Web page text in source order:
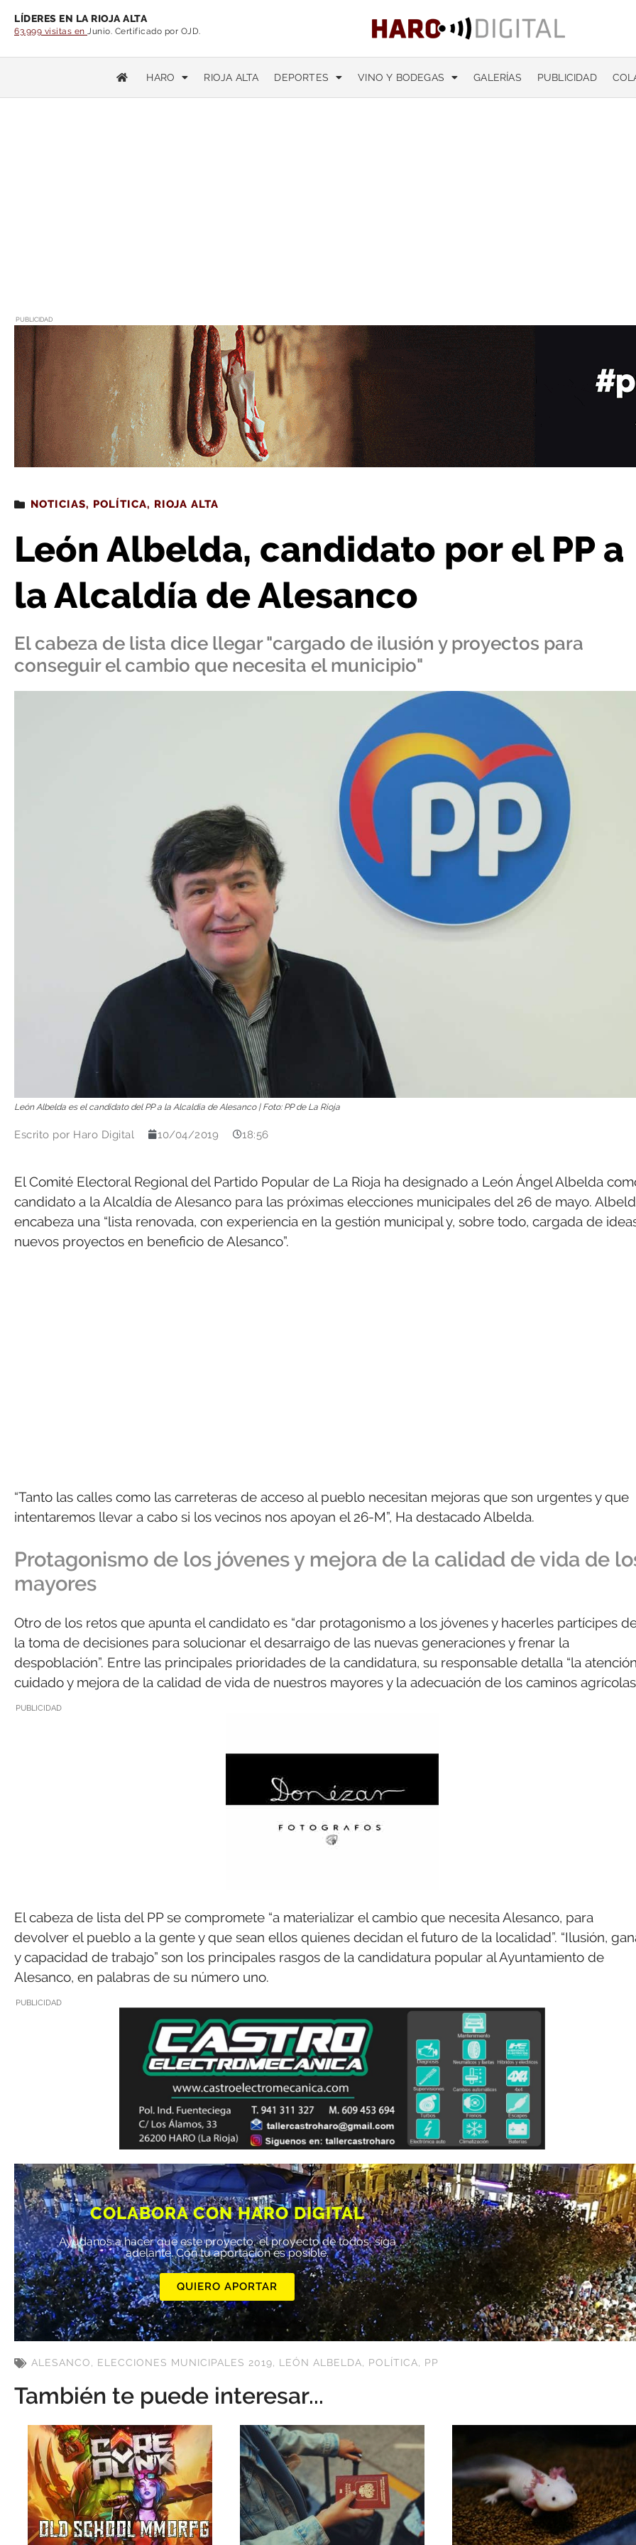
LÍDERES EN LA RIOJA ALTA
63.999 visitas en Junio. Certificado por OJD.
HARO RIOJA ALTA DEPORTES VINO Y BODEGAS GALERÍAS PUBLICIDAD
PUBLICIDAD
Estás leyendo: León Albelda, candidato por el PP a la Alcaldía de Alesanco
NOTICIAS, POLÍTICA, RIOJA ALTA
León Albelda, candidato por el PP a
la Alcaldía de Alesanco
El cabeza de lista dice llegar "cargado de ilusión y proyectos para
conseguir el cambio que necesita el municipio"
León Albelda es el candidato del PP a la Alcaldía de Alesanco | Foto: PP de La Rioja
Escrito por Haro Digital 10/04/2019 18:56
El Comité Electoral Regional del Partido Popular de La Rioja ha designado a León Ángel Albelda
candidato a la Alcaldía de Alesanco para las próximas elecciones municipales del 26 de mayo.
encabeza una “lista renovada, con experiencia en la gestión municipal y, sobre todo, cargada de
nuevos proyectos en beneficio de Alesanco”.
“Tanto las calles como las carreteras de acceso al pueblo necesitan mejoras que son urgentes y que
intentaremos llevar a cabo si los vecinos nos apoyan el 26-M”, Ha destacado Albelda.
Protagonismo de los jóvenes y mejora de la calidad de vida de
mayores
Otro de los retos que apunta el candidato es “dar protagonismo a los jóvenes y hacerles partícipes
la toma de decisiones para solucionar el desarraigo de las nuevas generaciones y frenar la
despoblación”. Entre las principales prioridades de la candidatura, su responsable detalla “la
cuidado y mejora de la calidad de vida de nuestros mayores y la adecuación de los caminos
PUBLICIDAD
El cabeza de lista del PP se compromete “a materializar el cambio que necesita Alesanco, para
devolver el pueblo a la gente y que sean ellos quienes decidan el futuro de la localidad”. “Ilusión,
y capacidad de trabajo” son los principales rasgos de la candidatura popular al Ayuntamiento de
Alesanco, en palabras de su número uno.
PUBLICIDAD
COLABORA CON HARO DIGITAL
Ayúdanos a hacer que este proyecto, el proyecto de todos, siga
adelante. Con tu aportación es posible.
QUIERO APORTAR
ALESANCO, ELECCIONES MUNICIPALES 2019, LEÓN ALBELDA, POLÍTICA, PP
También te puede interesar...